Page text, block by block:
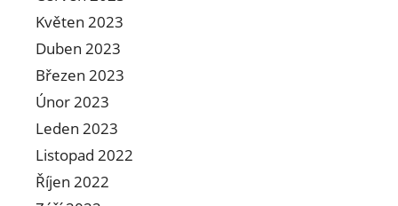
Květen 2023
Duben 2023
Březen 2023
Únor 2023
Leden 2023
Listopad 2022
Říjen 2022